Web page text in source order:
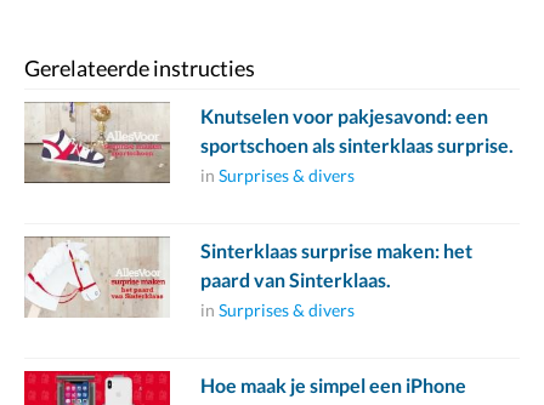
Gerelateerde instructies
Knutselen voor pakjesavond: een
sportschoen als sinterklaas surprise.
in Surprises & divers
Sinterklaas surprise maken: het
paard van Sinterklaas.
in Surprises & divers
Hoe maak je simpel een iPhone